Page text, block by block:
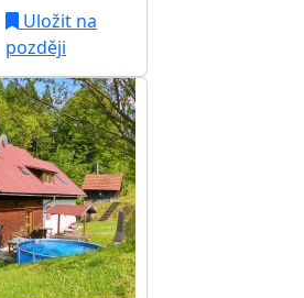
Uložit na
později